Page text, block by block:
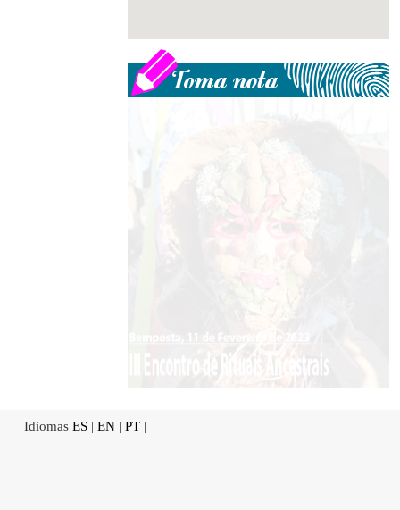
Idiomas ES | EN | PT |